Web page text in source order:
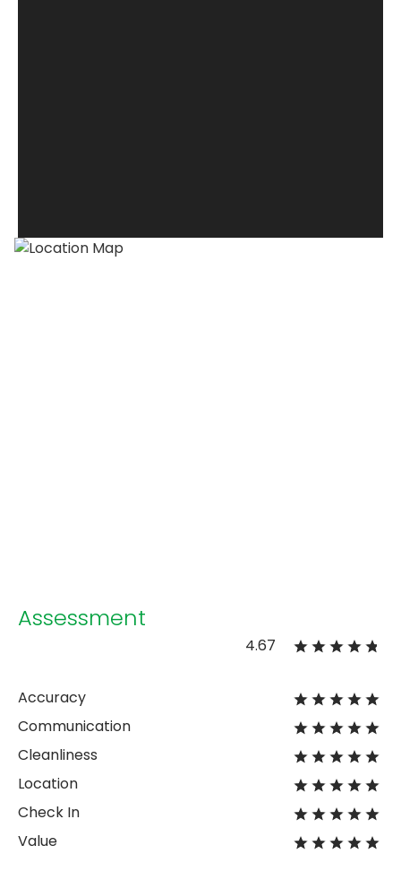
Assessment
4.67
Accuracy
Communication
Cleanliness
Location
Check In
Value